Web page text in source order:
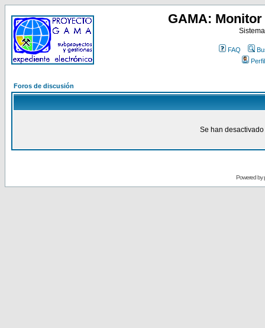
GAMA:
FAQ
Perfil
Foros de discusión
Se han
Powered by